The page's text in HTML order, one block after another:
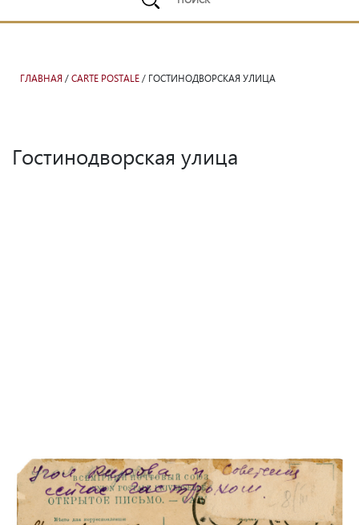
ГЛАВНАЯ / CARTE POSTALE / ГОСТИНОДВОРСКАЯ УЛИЦА
Гостинодворская улица